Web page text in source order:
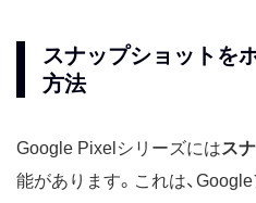
スナップショットを
方法
Google Pixelシリーズにはス
能があります。これは、